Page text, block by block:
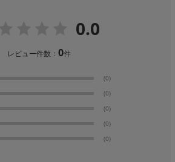
0.0
レビュー件数：0件
(0)
(0)
(0)
(0)
(0)